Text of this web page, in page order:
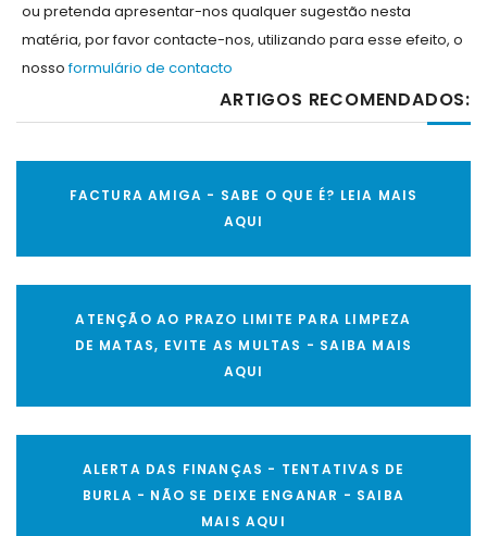
ou pretenda apresentar-nos qualquer sugestão nesta
matéria, por favor contacte-nos, utilizando para esse efeito, o
nossoformulário de contacto
ARTIGOS RECOMENDADOS:
FACTURA AMIGA - SABE O QUE É? LEIA MAIS
AQUI
ATENÇÃO AO PRAZO LIMITE PARA LIMPEZA
DE MATAS, EVITE AS MULTAS - SAIBA MAIS
AQUI
ALERTA DAS FINANÇAS - TENTATIVAS DE
BURLA - NÃO SE DEIXE ENGANAR - SAIBA
MAIS AQUI